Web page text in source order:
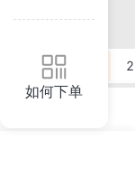
如何下单